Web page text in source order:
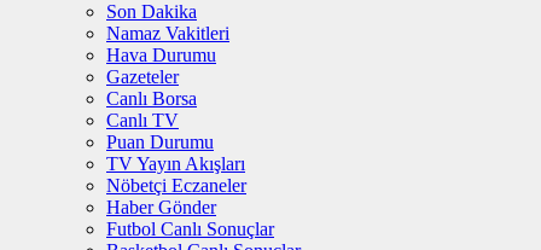
Son Dakika
Namaz Vakitleri
Hava Durumu
Gazeteler
Canlı Borsa
Canlı TV
Puan Durumu
TV Yayın Akışları
Nöbetçi Eczaneler
Haber Gönder
Futbol Canlı Sonuçlar